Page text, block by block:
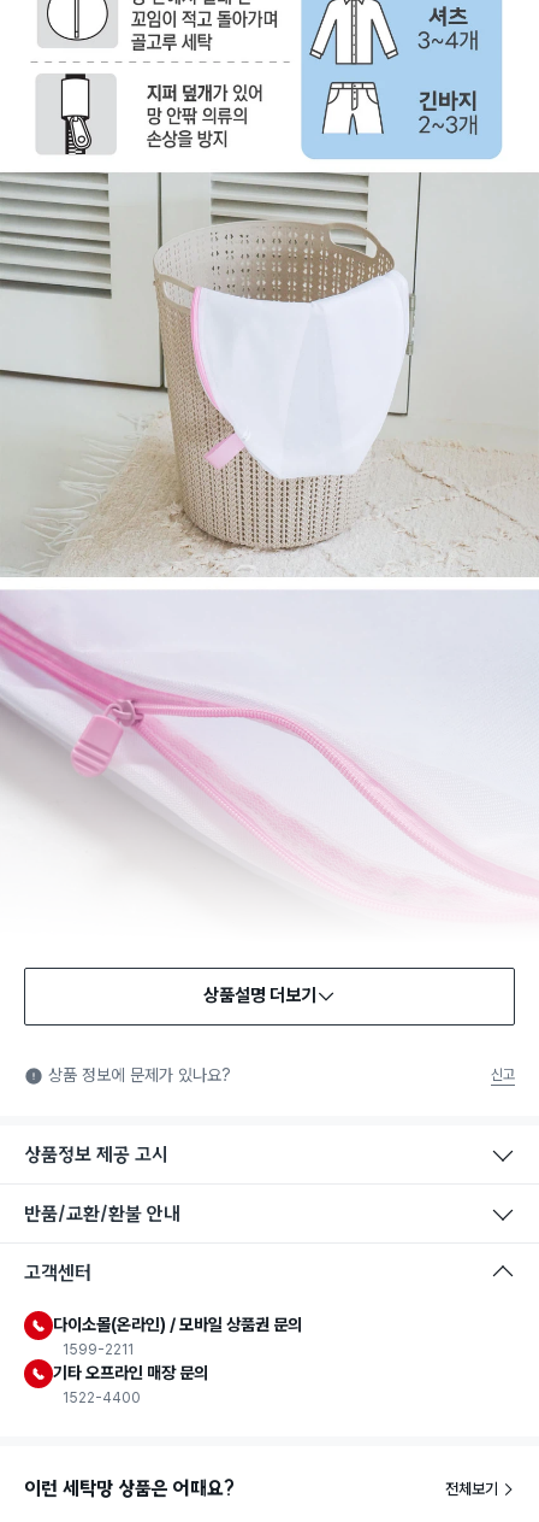
상품설명 더보기
상품 정보에 문제가 있나요? 신고
상품정보 제공 고시
반품/교환/환불 안내
고객센터
다이소몰(온라인) / 모바일 상품권 문의
1599-2211
기타 오프라인 매장 문의
1522-4400
이런 세탁망 상품은 어때요? 전체보기